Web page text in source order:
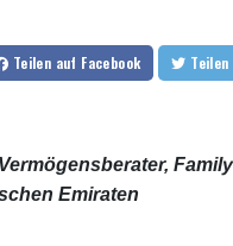
Teilen auf Facebook Teilen
Emiraten